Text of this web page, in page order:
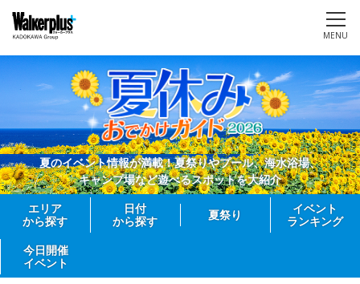
MENU
夏のイベント情報が満載！夏祭りやプール、海水浴場、
キャンプ場など遊べるスポットを大紹介
エリア
から探す
日付
から探す
夏祭り
イベント
ランキング
今日開催
イベント